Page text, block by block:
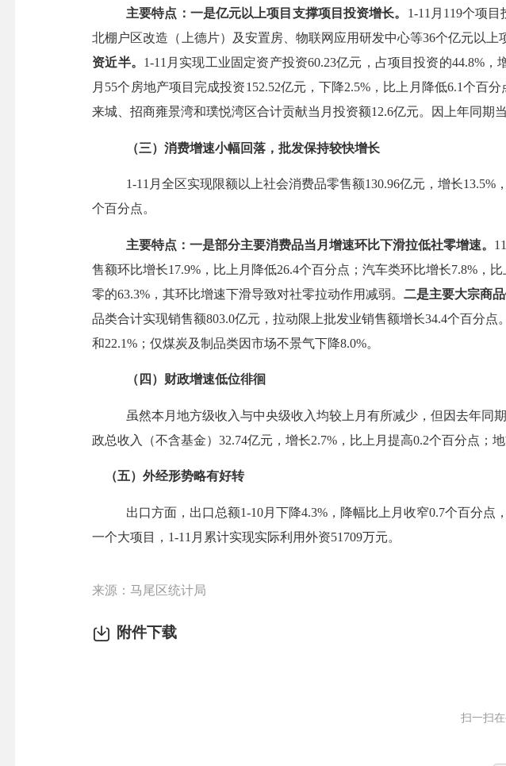
主要特点：一是亿元以上项目支撑项目投资增长。 1-1 1 月 119个项目
北棚户区改造（上德片）及安置房、物联网应用研发中心等36个亿元以上
资近半。 1-11月实现工业固定资产投资60.23亿元，占项目投资的44.8%，
月 55个房地产项目完成投资1 52.52亿元， 下降2.5% ，比上月 降低6.1个百分
来城、招商雍景湾和璞悦湾区合计贡献当月投资额1 2.6亿元。因上年同期
（三）消费增速小幅回落，批发保持较快增长
1-1 1 月全区实现限额以上社会消费品零售额130.96亿元，增长13.5%
个百分点。
主要特点：一是部分主要消费品当月增速环比下滑拉低社零增速。
售额环比增长17.9%，比上月降低26.4个百分点；汽车类环比增长7.8%，
零的63.3%，其环比增速下滑导致对社零拉动作用减弱。二是主要大宗商
品类合计实现销售额803.0亿元，拉动限上批发业销售额增长34.4个百分点
和22.1%；仅煤炭及制品类因市场不景气下降8.0%。
（四） 财政增速低位徘徊
虽然本月地方级收入与中央级收入均较上月有所减少，但因去年同
政总收入（不含基金）32.74亿元，增长2.7%，比上月提高0.2个百分点；
（五）外经形势略有好转
出口方面，出口总额1-10月 下降4.3%， 降幅比上月收窄0.7个百分点，
一个大项目， 1-1 1 月累计实现实际利用外资51709万元。
来源：马尾区统计局
附件下载
扫一扫